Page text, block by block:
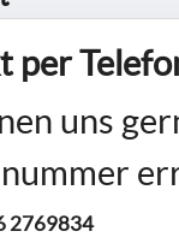
per
uns
2769834